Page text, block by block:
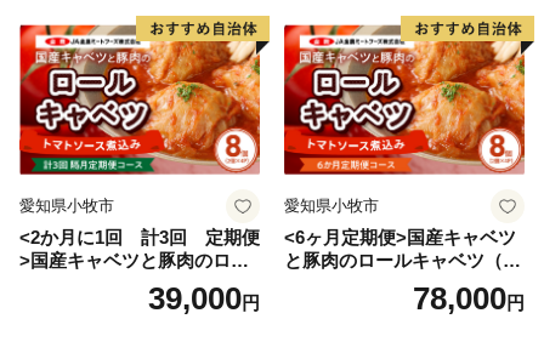
愛知県小牧市
<2か月に1回 計3回 定期便
>国産キャベツと豚肉のロー
ルキャベツ（4P入り）
39,000円
愛知県小牧市
<6ヶ月定期便>国産キャベツ
と豚肉のロールキャベツ（4P
78,000円